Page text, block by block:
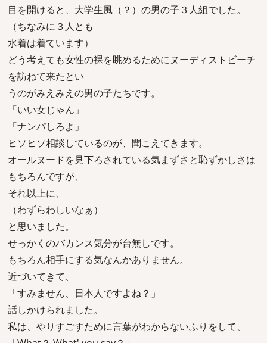
目を開けると、大学生風（？）の男の子３人組でした。
（ちなみに３人とも
水着は着ています）
どう考えても女性の裸を眺めるためにヌーディストビーチ
を訪ねて来たとい
うのがみえみえの男の子たちです。
「いい女じゃん」
「ナンパしろよ」
ヒソヒソ相談しているのが、聞こえてきます。
オールヌードを見下ろされている気まずさと恥ずかしさは
もちろんですが、
それ以上に、
（わずらわしいなぁ）
と思いました。
せっかくのバカンス気分が台無しです。
もちろん相手にする気なんかありません。
近づいてきて、
「すみません、日本人ですよね？」
話しかけられました。
私は、やりすごすために言葉がわからないふりをして、